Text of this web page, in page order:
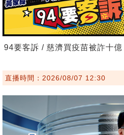
94要客訴 / 慈濟買疫苗被詐十
直播時間：2026/08/07 12:30